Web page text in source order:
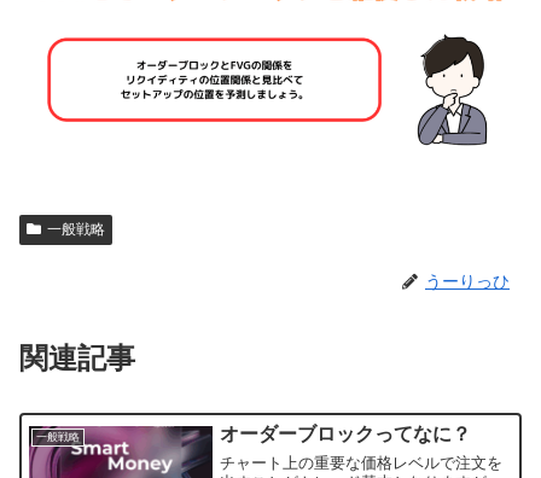
一般戦略
うーりっひ
関連記事
一般戦略 オーダーブロックってなに？
チャート上の重要な価格レベルで注文を